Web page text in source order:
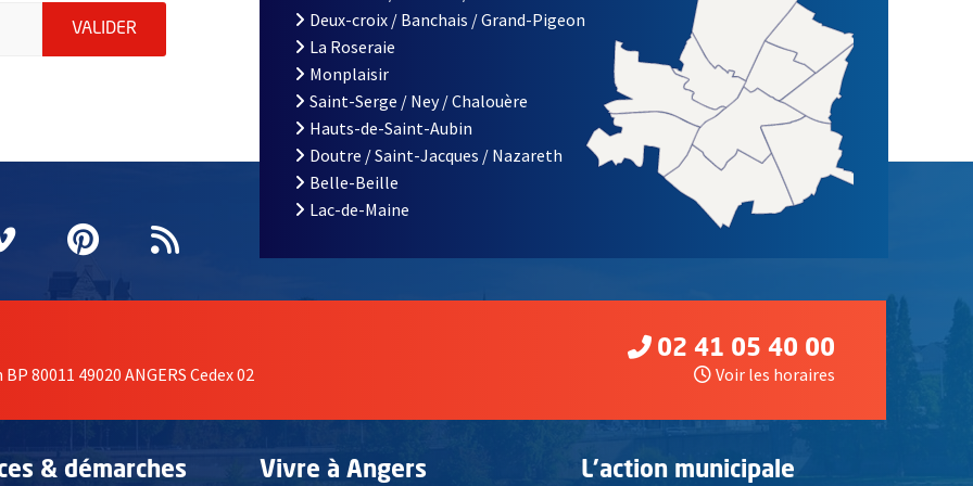
indiquez votre email (champ obligatoire)
VALIDER ENVOYER MA DEMANDE D'INSCRIPTION À LA LETTRE D'INFORMATION DE LA VILLE D'ANGERS
fenêtrefenêtre
une nouvelle fenêtre
Vimeo
, Ouvre une nouvelle fenêtre
Pinterest
, Ouvre une nouvelle fenêtre
Flux RSS
Deux-croix / Banchais / Grand-Pigeon
La Roseraie
Monplaisir
Saint-Serge / Ney / Chalouère
Hauts-de-Saint-Aubin
Doutre / Saint-Jacques / Nazareth
Belle-Beille
Lac-de-Maine
80011 49020 ANGERS Cedex 02
02 41 05 40 00
Voir les horaires
& démarches Vivre à Angers L'action municipale